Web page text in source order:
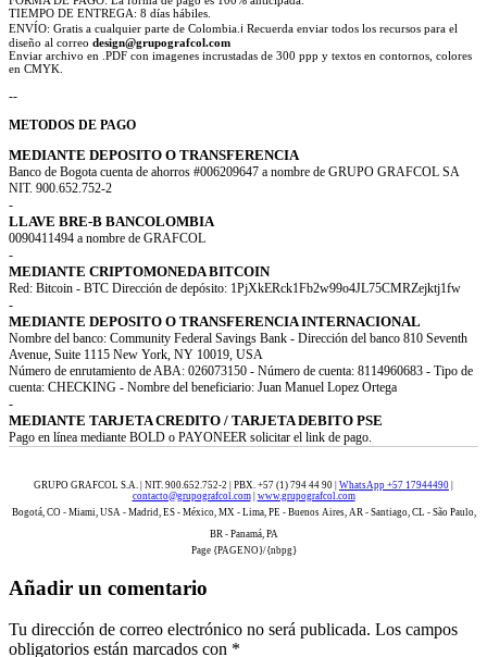
TIEMPO DE ENTREGA: 8 días hábiles.
ENVÍO: Gratis a cualquier parte de Colombia.ℹ Recuerda enviar todos los recursos para el
diseño al correo design@grupografcol.com
Enviar archivo en .PDF con imagenes incrustadas de 300 ppp y textos en contornos, colores
en CMYK.
--
METODOS DE PAGO
MEDIANTE DEPOSITO O TRANSFERENCIA
Banco de Bogota cuenta de ahorros #006209647 a nombre de GRUPO GRAFCOL SA
NIT. 900.652.752-2
-
LLAVE BRE-B BANCOLOMBIA
0090411494 a nombre de GRAFCOL
-
MEDIANTE CRIPTOMONEDA BITCOIN
Red: Bitcoin - BTC Dirección de depósito: 1PjXkERck1Fb2w99o4JL75CMRZejktj1fw
-
MEDIANTE DEPOSITO O TRANSFERENCIA INTERNACIONAL
Nombre del banco: Community Federal Savings Bank - Dirección del banco 810 Seventh
Avenue, Suite 1115 New York, NY 10019, USA
Número de enrutamiento de ABA: 026073150 - Número de cuenta: 8114960683 - Tipo de
cuenta: CHECKING - Nombre del beneficiario: Juan Manuel Lopez Ortega
-
MEDIANTE TARJETA CREDITO / TARJETA DEBITO PSE
Pago en línea mediante BOLD o PAYONEER solicitar el link de pago.
GRUPO GRAFCOL S.A. | NIT. 900.652.752-2 | PBX. +57 (1) 794 44 90 | WhatsApp +57 17944490
contacto@grupografcol.com| www.grupografcol.com
Bogotá, CO - Miami, USA - Madrid, ES - México, MX - Lima, PE - Buenos Aires, AR - Santiago, CL - São Paulo,
BR - Panamá, PA
Page {PAGENO}/{nbpg}
Añadir un comentario
Tu dirección de correo electrónico no será publicada. Los campos
obligatorios están marcados con *